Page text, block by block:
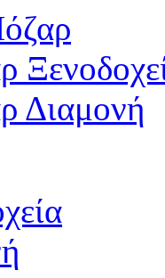
Διαμονή